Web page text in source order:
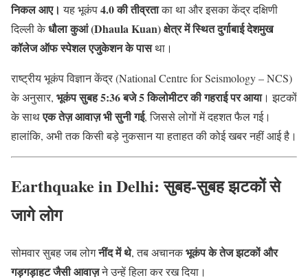
निकल आए। यह भूकंप4.0 की तीव्रताका था और इसका केंद्र दक्षिणी
दिल्ली केधौला कुआं (Dhaula Kuan) क्षेत्र में स्थित दुर्गाबाई देशमुख
कॉलेज ऑफ स्पेशल एजुकेशन के पासथा।
राष्ट्रीय भूकंप विज्ञान केंद्र (National Centre for Seismology – NCS)
के अनुसार, भूकंप सुबह 5:36 बजे 5 किलोमीटर की गहराई पर आया। झटकों
के साथएक तेज़ आवाज़ भी सुनी गई, जिससे लोगों में दहशत फैल गई।
हालांकि, अभी तक किसी बड़े नुकसान या हताहत की कोई खबर नहीं आई है।
Earthquake in Delhi: सुबह-सुबह झटकों से
जागे लोग
सोमवार सुबह जब लोगनींद में थे, तब अचानकभूकंप के तेज झटकों और
गड़गड़ाहट जैसी आवाज़ने उन्हें हिला कर रख दिया।